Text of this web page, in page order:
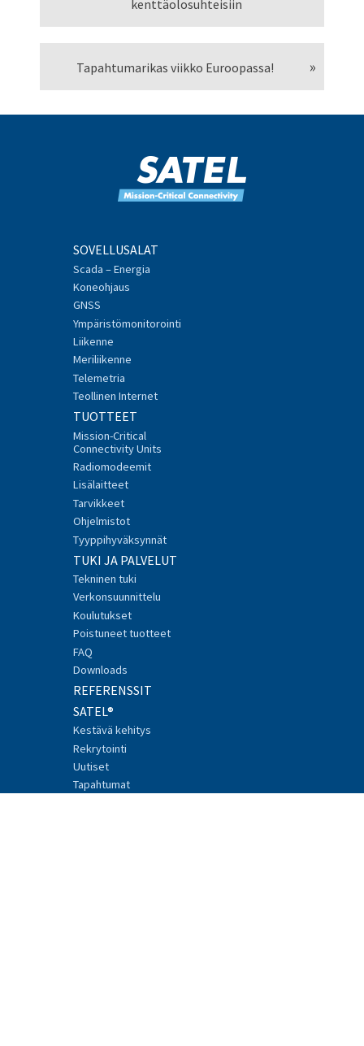
kenttäolosuhteisiin
Tapahtumarikas viikko Euroopassa!
SOVELLUSALAT
Scada – Energia
Koneohjaus
GNSS
Ympäristömonitorointi
Liikenne
Meriliikenne
Telemetria
Teollinen Internet
TUOTTEET
Mission-Critical
Connectivity Units
Radiomodeemit
Lisälaitteet
Tarvikkeet
Ohjelmistot
Tyyppihyväksynnät
TUKI JA PALVELUT
Tekninen tuki
Verkonsuunnittelu
Koulutukset
Poistuneet tuotteet
FAQ
Downloads
REFERENSSIT
SATEL®
Kestävä kehitys
Rekrytointi
Uutiset
Tapahtumat